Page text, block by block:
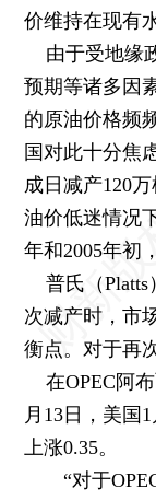
价维持在现有
由于受地缘
预期等诸多因
的原油价格频
国对此十分焦
成日减产120
油价低迷情况
年和2005年初
普氏（Platts
次减产时，市
衡点。对于再
在OPEC阿
月13日，美国
上涨0.35。
“对于OPEC